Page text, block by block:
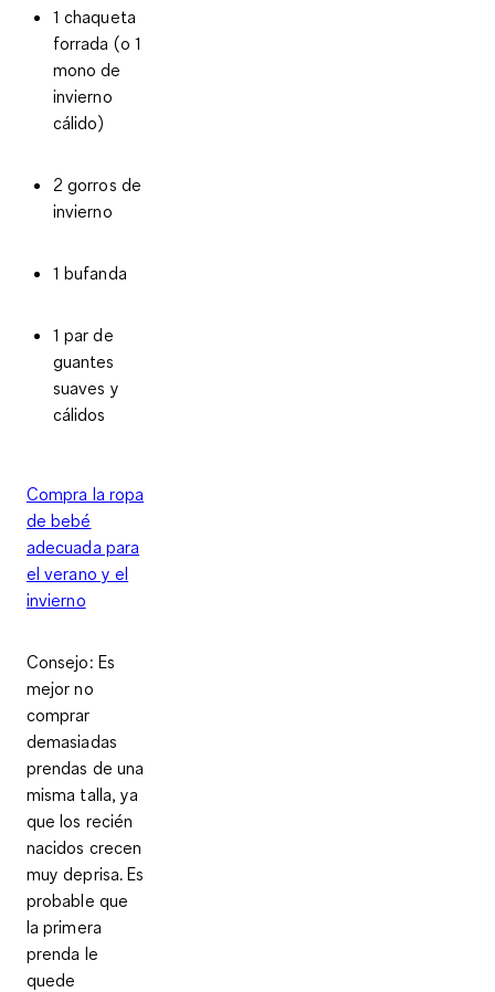
1 chaqueta
forrada (o 1
mono de
invierno
cálido)
2 gorros de
invierno
1 bufanda
1 par de
guantes
suaves y
cálidos
Compra la ropa
de bebé
adecuada para
el verano y el
invierno
Consejo: Es
mejor no
comprar
demasiadas
prendas de una
misma talla, ya
que los recién
nacidos crecen
muy deprisa. Es
probable que
la primera
prenda le
quede